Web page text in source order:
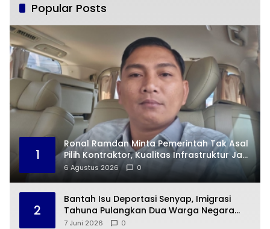
Popular Posts
1
Ronal Ramdan Minta Pemerintah Tak Asal
Pilih Kontraktor, Kualitas Infrastruktur Jadi
Taruhan
6 Agustus 2026 0
2
Bantah Isu Deportasi Senyap, Imigrasi
Tahuna Pulangkan Dua Warga Negara
Cina ke Guangzhou
7 Juni 2026 0